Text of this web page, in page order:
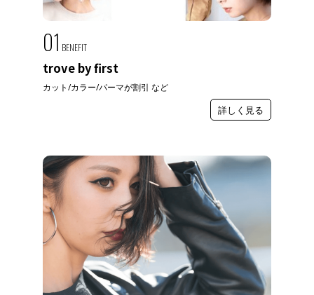
01 BENEFIT
trove by first
カット/カラー/パーマが割引 など
詳しく見る